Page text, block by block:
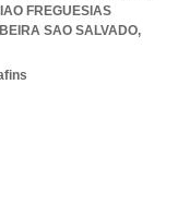
FREGUESIAS
SAO SALVADO,